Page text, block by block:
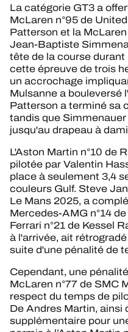
La catégorie GT3 a
McLaren n°95 de
Patterson et la
Jean-Baptiste
tête de la course
cette épreuve de trois
un accrochage
Mulsanne a bouleversé
Patterson a terminé sa
tandis que
jusqu'au drapeau à
L'Aston Martin n°10 de
pilotée par Valentin
place à seulement 3,4
couleurs Gulf. Steve
Le Mans 2025, a
Mercedes-AMG n°14
Ferrari n°21 de Kessel
à l'arrivée, ait
suite d'une pénalité de
Cependant, une
McLaren n°77 de SMC
respect du temps de
De Andres Martin, ainsi
supplémentaire pour